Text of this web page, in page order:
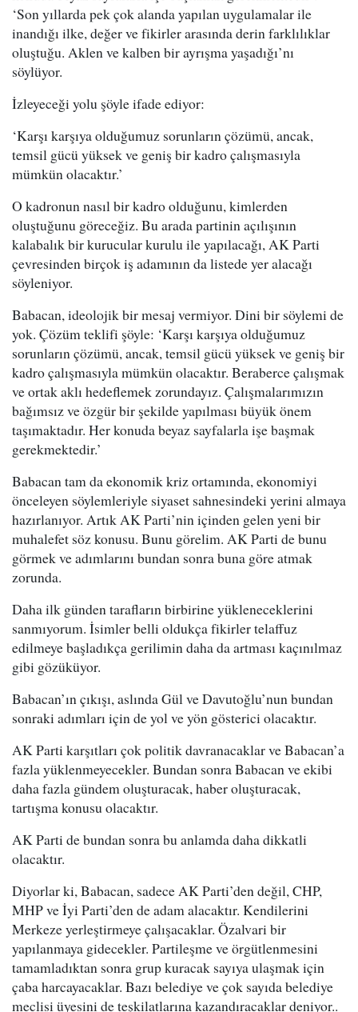
‘Son yıllarda pek çok alanda yapılan uygulamalar ile
inandığı ilke, değer ve fikirler arasında derin farklılıklar
oluştuğu. Aklen ve kalben bir ayrışma yaşadığı’nı
söylüyor.
İzleyeceği yolu şöyle ifade ediyor:
‘Karşı karşıya olduğumuz sorunların çözümü, ancak,
temsil gücü yüksek ve geniş bir kadro çalışmasıyla
mümkün olacaktır.’
O kadronun nasıl bir kadro olduğunu, kimlerden
oluştuğunu göreceğiz. Bu arada partinin açılışının
kalabalık bir kurucular kurulu ile yapılacağı, AK Parti
çevresinden birçok iş adamının da listede yer alacağı
söyleniyor.
Babacan, ideolojik bir mesaj vermiyor. Dini bir söylemi de
yok. Çözüm teklifi şöyle: ‘Karşı karşıya olduğumuz
sorunların çözümü, ancak, temsil gücü yüksek ve geniş bir
kadro çalışmasıyla mümkün olacaktır. Beraberce çalışmak
ve ortak aklı hedeflemek zorundayız. Çalışmalarımızın
bağımsız ve özgür bir şekilde yapılması büyük önem
taşımaktadır. Her konuda beyaz sayfalarla işe başmak
gerekmektedir.’
Babacan tam da ekonomik kriz ortamında, ekonomiyi
önceleyen söylemleriyle siyaset sahnesindeki yerini almaya
hazırlanıyor. Artık AK Parti’nin içinden gelen yeni bir
muhalefet söz konusu. Bunu görelim. AK Parti de bunu
görmek ve adımlarını bundan sonra buna göre atmak
zorunda.
Daha ilk günden tarafların birbirine yükleneceklerini
sanmıyorum. İsimler belli oldukça fikirler telaffuz
edilmeye başladıkça gerilimin daha da artması kaçınılmaz
gibi gözüküyor.
Babacan’ın çıkışı, aslında Gül ve Davutoğlu’nun bundan
sonraki adımları için de yol ve yön gösterici olacaktır.
AK Parti karşıtları çok politik davranacaklar ve Babacan’a
fazla yüklenmeyecekler. Bundan sonra Babacan ve ekibi
daha fazla gündem oluşturacak, haber oluşturacak,
tartışma konusu olacaktır.
AK Parti de bundan sonra bu anlamda daha dikkatli
olacaktır.
Diyorlar ki, Babacan, sadece AK Parti’den değil, CHP,
MHP ve İyi Parti’den de adam alacaktır. Kendilerini
Merkeze yerleştirmeye çalışacaklar. Özalvari bir
yapılanmaya gidecekler. Partileşme ve örgütlenmesini
tamamladıktan sonra grup kuracak sayıya ulaşmak için
çaba harcayacaklar. Bazı belediye ve çok sayıda belediye
meclisi üyesini de teşkilatlarına kazandıracaklar deniyor..